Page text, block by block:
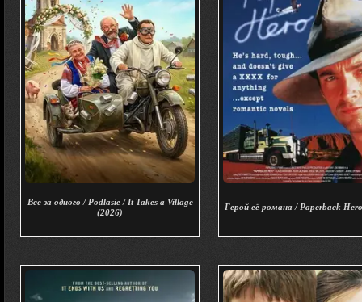
Все за одного / Podlasie / It Takes a Village
(2026)
Герой её романа / Paperback